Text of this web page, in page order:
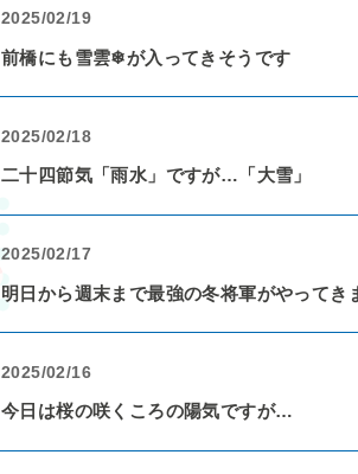
2025/02/19
前橋にも雪雲❄が入ってきそうです
2025/02/18
二十四節気「雨水」ですが…「大雪」
2025/02/17
明日から週末まで最強の冬将軍がやってき
2025/02/16
今日は桜の咲くころの陽気ですが…